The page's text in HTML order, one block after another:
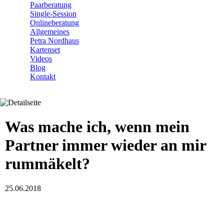
überspringenPaarberatung
Single-Session
Onlineberatung
Allgemeines
Petra Nordhaus
Kartenset
Videos
Blog
Kontakt
Was mache ich, wenn mein
Partner immer wieder an mir
rummäkelt?
25.06.2018